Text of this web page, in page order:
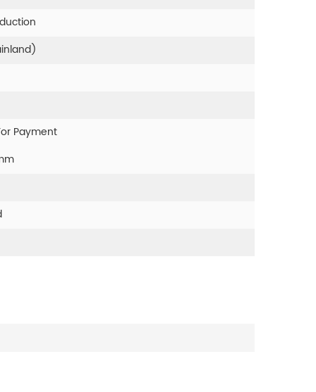
Payment